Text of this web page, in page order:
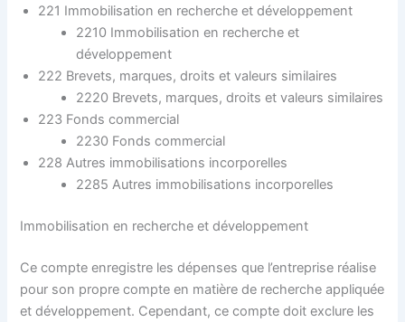
221 Immobilisation en recherche et développement
2210 Immobilisation en recherche et
développement
222 Brevets, marques, droits et valeurs similaires
2220 Brevets, marques, droits et valeurs similaires
223 Fonds commercial
2230 Fonds commercial
228 Autres immobilisations incorporelles
2285 Autres immobilisations incorporelles
Immobilisation en recherche et développement
Ce compte enregistre les dépenses que l’entreprise réalise
pour son propre compte en matière de recherche appliquée
et développement. Cependant, ce compte doit exclure les